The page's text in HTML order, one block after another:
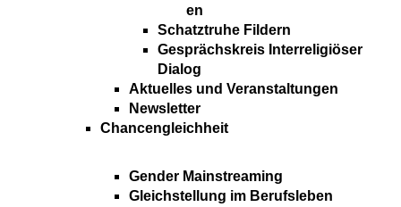
en
Schatztruhe Fildern
Gesprächskreis Interreligiöser
Dialog
Aktuelles und Veranstaltungen
Newsletter
Chancengleichheit
Gender Mainstreaming
Gleichstellung im Berufsleben